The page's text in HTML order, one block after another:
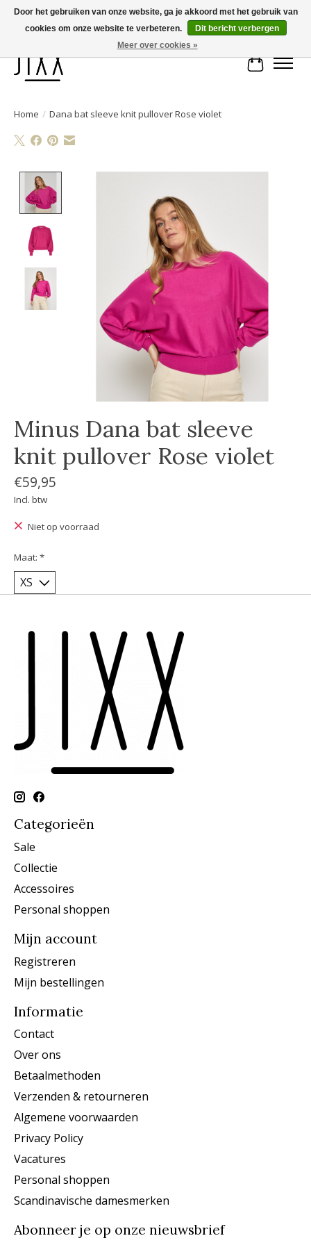
Voor 14.00 uur besteld, vandaag verstuurd | Gratis verzending vanaf € 75
Home / Dana bat sleeve knit pullover Rose violet
Minus Dana bat sleeve
knit pullover Rose violet
€59,95
Incl. btw
Niet op voorraad
Maat: *
Categorieën
Sale
Collectie
Accessoires
Personal shoppen
Mijn account
Registreren
Mijn bestellingen
Informatie
Contact
Over ons
Betaalmethoden
Verzenden & retourneren
Algemene voorwaarden
Privacy Policy
Vacatures
Personal shoppen
Scandinavische damesmerken
Abonneer je op onze nieuwsbrief
Door het gebruiken van onze website, ga je akkoord met het gebruik van
cookies om onze website te verbeteren.
Dit bericht verbergen
Meer over cookies »